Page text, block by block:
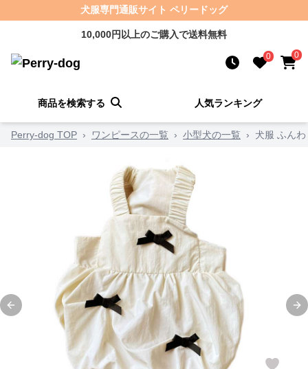
犬服専門通販サイト ペリードッグ
10,000円以上のご購入で送料無料
0 0
商品を検索する 人気ランキング
Perry-dog TOP › ワンピースの一覧 › 小型犬の一覧 › 犬服 ふん
Previous slide